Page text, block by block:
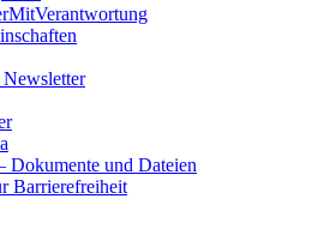
Dokumente und Dateien
Barrierefreiheit